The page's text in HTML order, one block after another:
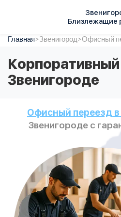
Близлежащие
Услуги
Автопарк
Тарифы
Акции
Контакты
Спецтехника
Главная>Звенигород>Офисный
Звенигороде
Офисный переезд
Звенигороде с